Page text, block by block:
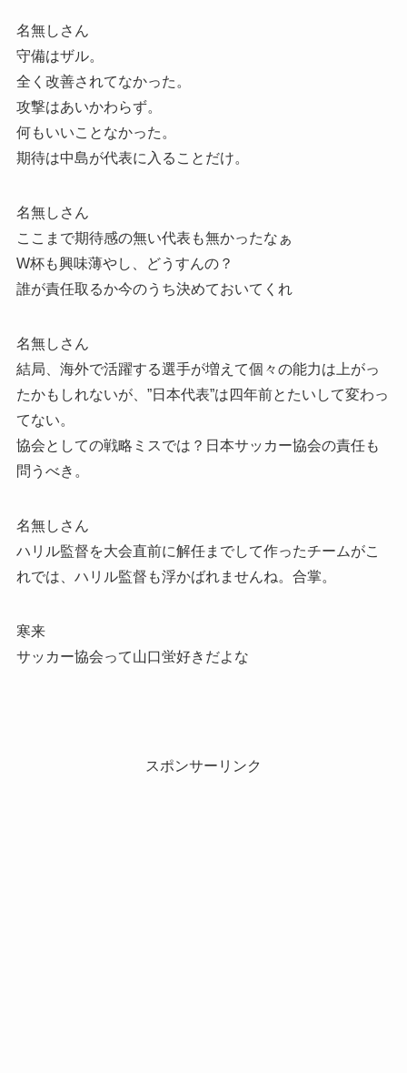
名無しさん
守備はザル。
全く改善されてなかった。
攻撃はあいかわらず。
何もいいことなかった。
期待は中島が代表に入ることだけ。
名無しさん
ここまで期待感の無い代表も無かったなぁ
W杯も興味薄やし、どうすんの？
誰が責任取るか今のうち決めておいてくれ
名無しさん
結局、海外で活躍する選手が増えて個々の能力は上がっ
たかもしれないが、”日本代表”は四年前とたいして変わっ
てない。
協会としての戦略ミスでは？日本サッカー協会の責任も
問うべき。
名無しさん
ハリル監督を大会直前に解任までして作ったチームがこ
れでは、ハリル監督も浮かばれませんね。合掌。
寒来
サッカー協会って山口蛍好きだよな
スポンサーリンク